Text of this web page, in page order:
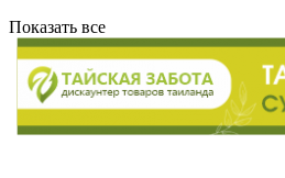
Показать все